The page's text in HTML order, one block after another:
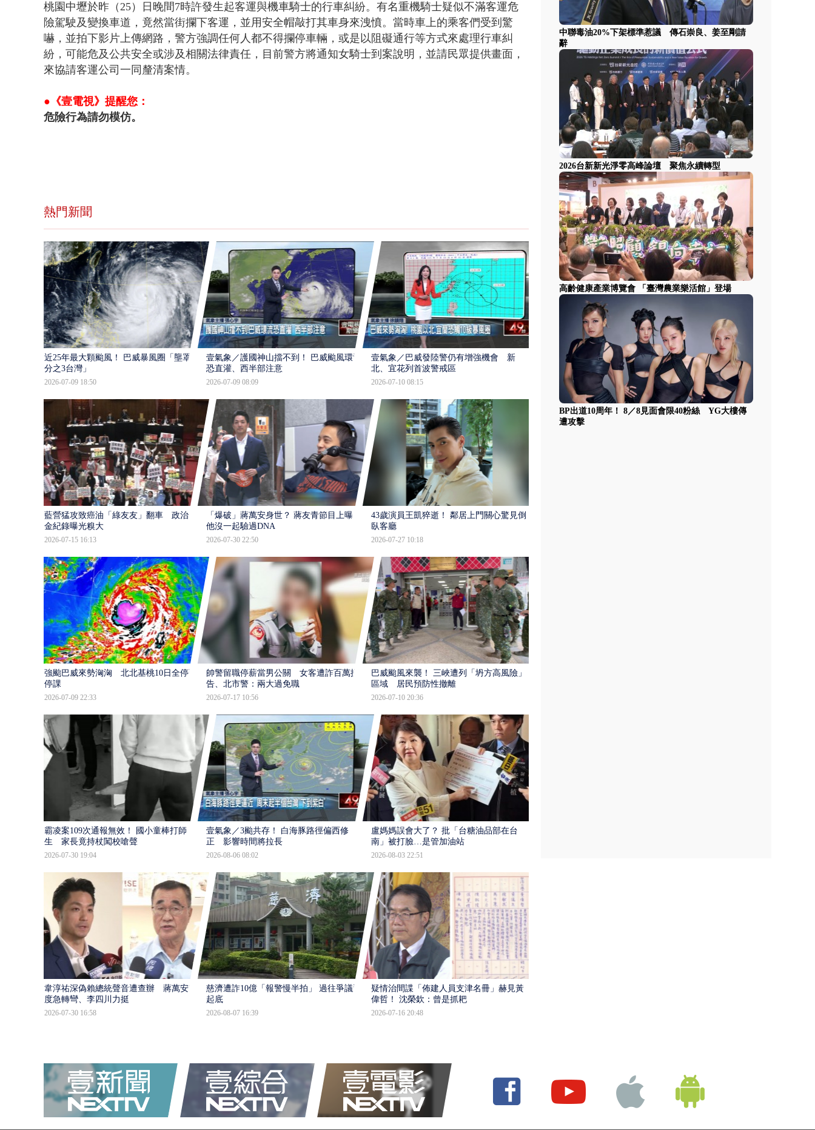
桃園中壢於昨（25）日晚間7時許發生起客運與機車騎士的行車糾紛。有名重機騎士疑似不滿客運危
險駕駛及變換車道，竟然當街攔下客運，並用安全帽敲打其車身來洩憤。當時車上的乘客們受到驚
嚇，並拍下影片上傳網路， 警方強調任何人都不得攔停車輛，或是以阻礙通行等方式來處理行車糾
紛，可能危及公共安全或涉及相關法律責任，目前警方將通知女騎士到案說明，並請民眾提供畫面，
來協請客運公司一同釐清案情。
●《壹電視》提醒您：
危險行為請勿模仿。
熱門新聞
近25年最大顆颱風！ 巴威暴風圈「壟罩4
分之3台灣」
2026-07-09 18:50
壹氣象／護國神山擋不到！ 巴威颱風環流
恐直灌、西半部注意
2026-07-09 08:09
壹氣象／巴威發陸警仍有增強機會 新
北、宜花列首波警戒區
2026-07-10 08:15
藍營猛攻致癌油「綠友友」翻車 政治獻
金紀錄曝光糗大
2026-07-15 16:13
「爆破」蔣萬安身世？ 蔣友青節目上曝：
他沒一起驗過DNA
2026-07-30 22:50
43歲演員王凱猝逝！ 鄰居上門關心驚見倒
臥客廳
2026-07-27 10:18
強颱巴威來勢洶洶 北北基桃10日全停班
停課
2026-07-09 22:33
帥警留職停薪當男公關 女客遭詐百萬提
告、北市警：兩大過免職
2026-07-17 10:56
巴威颱風來襲！ 三峽遭列「坍方高風險」
區域 居民預防性撤離
2026-07-10 20:36
霸凌案109次通報無效！ 國小童棒打師
生 家長竟持杖闖校嗆聲
2026-07-30 19:04
壹氣象／3颱共存！ 白海豚路徑偏西修
正 影響時間將拉長
2026-08-06 08:02
盧媽媽誤會大了？ 批「台糖油品部在台
南」被打臉…是管加油站
2026-08-03 22:51
韋淳祐深偽賴總統聲音遭查辦 蔣萬安態
度急轉彎、李四川力挺
2026-07-30 16:58
慈濟遭詐10億「報警慢半拍」 過往爭議遭
起底
2026-08-07 16:39
疑情治間諜「佈建人員支津名冊」赫見黃
偉哲！ 沈榮欽：曾是抓耙
2026-07-16 20:48
中聯毒油20%下架標準惹議 傳石崇良、姜至剛請
辭
2026台新新光淨零高峰論壇 聚焦永續轉型
高齡健康產業博覽會 「臺灣農業樂活館」登場
BP出道10周年！ 8／8見面會限40粉絲 YG大樓傳
遭攻擊